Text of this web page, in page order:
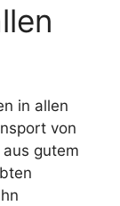
in allen
von
gutem